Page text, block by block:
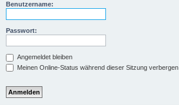
Benutzername:
Passwort:
Angemeldet bleiben
Meinen Online-Status während dieser Sitzung verbergen